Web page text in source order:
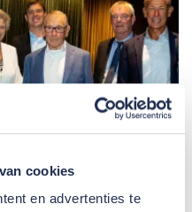
cookies
en advertenties te